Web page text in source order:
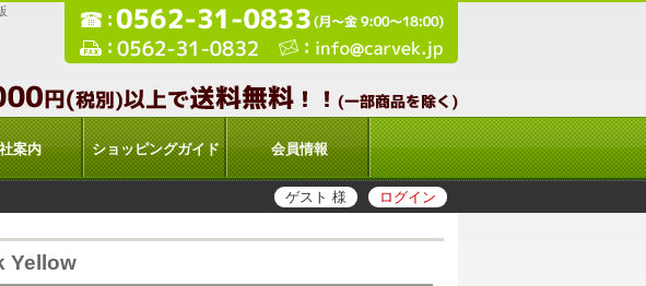
案内 ショッピングガイド 会員情報
ログイン
ゲスト 様
Yellow